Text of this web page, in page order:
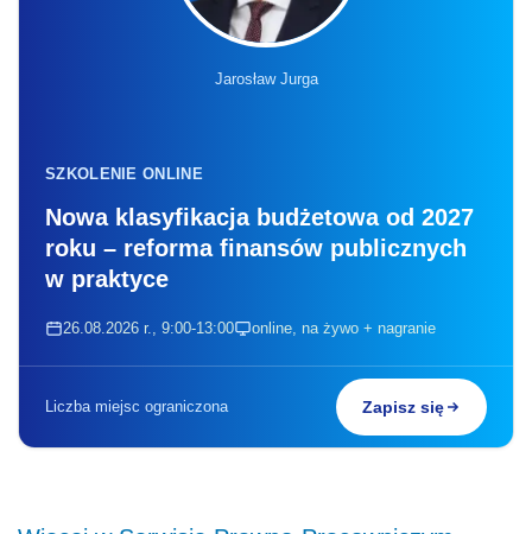
Jarosław Jurga
SZKOLENIE ONLINE
Nowa klasyfikacja budżetowa od 2027
roku – reforma finansów publicznych
w praktyce
26.08.2026 r., 9:00-13:00 online, na żywo + nagranie
Liczba miejsc ograniczona Zapisz się